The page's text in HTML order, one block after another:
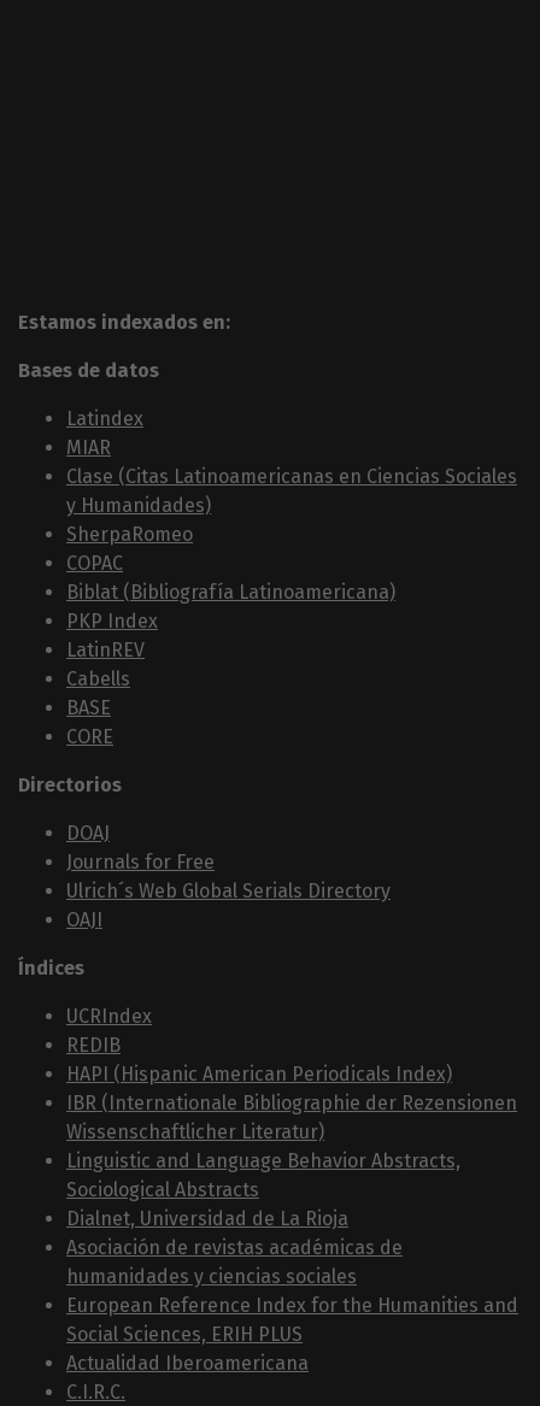
Estamos indexados en:
Bases de datos
Latindex
MIAR
Clase (Citas Latinoamericanas en Ciencias Sociales
y Humanidades)
SherpaRomeo
COPAC
Biblat (Bibliografía Latinoamericana)
PKP Index
LatinREV
Cabells
BASE
CORE
Directorios
DOAJ
Journals for Free
Ulrich´s Web Global Serials Directory
OAJI
Índices
UCRIndex
REDIB
HAPI (Hispanic American Periodicals Index)
IBR (Internationale Bibliographie der Rezensionen
Wissenschaftlicher Literatur)
Linguistic and Language Behavior Abstracts,
Sociological Abstracts
Dialnet, Universidad de La Rioja
Asociación de revistas académicas de
humanidades y ciencias sociales
European Reference Index for the Humanities and
Social Sciences, ERIH PLUS
Actualidad Iberoamericana
C.I.R.C.